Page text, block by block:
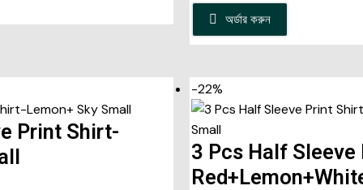
অর্ডার করুন
Print Shirt-
-22%
3 Pcs Half